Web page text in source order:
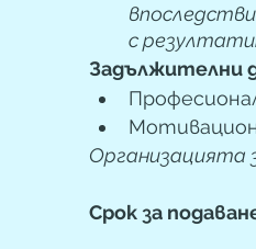
с
Задължителни
Организацията
Срок за